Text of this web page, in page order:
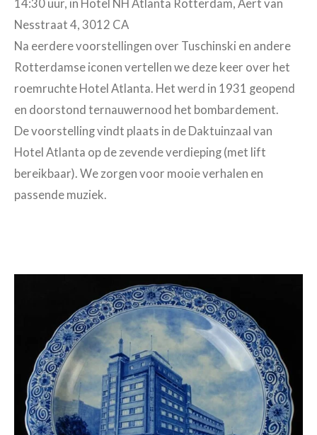
14:30 uur, in Hotel NH Atlanta Rotterdam, Aert van
Nesstraat 4, 3012 CA
Na eerdere voorstellingen over Tuschinski en andere
Rotterdamse iconen vertellen we deze keer over het
roemruchte Hotel Atlanta. Het werd in 1931 geopend
en doorstond ternauwernood het bombardement.
De voorstelling vindt plaats in de Daktuinzaal van
Hotel Atlanta op de zevende verdieping (met lift
bereikbaar). We zorgen voor mooie verhalen en
passende muziek.